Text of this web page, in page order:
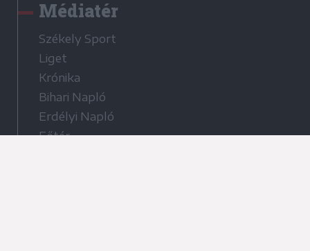
Médiatér
Székely Sport
Liget
Krónika
Bihari Napló
Erdélyi Napló
Főtér